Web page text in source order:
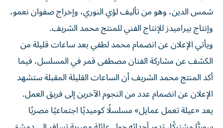
وإنتاج بيراميدز للإنتاج الفني للمنتج محمد الشريف.
ويأتي الإعلان عن انضمام محمد لطفي بعد ساعات قليلة من
الكشف عن مشاركة الفنان مصطفى قمر في المسلسل، فيما
أكد المنتج محمد الشريف أن الساعات القليلة المقبلة ستشهد
الإعلان عن انضمام عدد من النجوم الآخرين إلى فريق العمل.
يعد «عيلة تعمل عمايل» مسلسلًا كوميديًا اجتماعيًا مصريًا
سوريًّا مشتركًا، تدور أحداثه حول عائلة مصرية تسافر إلى دمشق